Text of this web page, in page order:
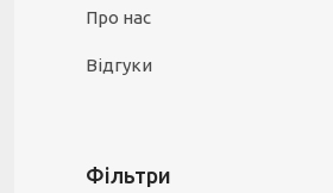
Про нас
Відгуки
Фільтри